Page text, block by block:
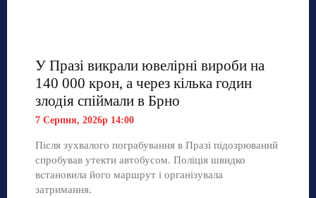
У Празі викрали ювелірні вироби на
140 000 крон, а через кілька годин
злодія спіймали в Брно
7 Серпня, 2026р 14:00
Після зухвалого пограбування в Празі підозрюваний
спробував утекти автобусом. Поліція швидко
встановила його маршрут і організувала
затримання.